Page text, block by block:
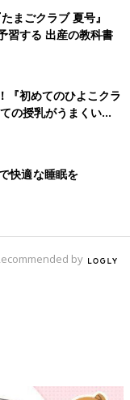
まごクラブ 夏号』
習する 出産の教科書
『初めてのひよこクラ
の授乳がうまくい
夏のトラブル 解決テ
快適な睡眠を
by